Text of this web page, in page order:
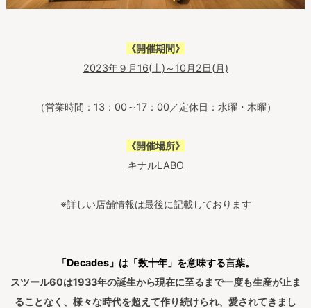
《開催期間》
2023年９月16(土)～10月2日(月)
（営業時間：13：00～17：00／定休日：水曜・木曜）
《開催場所》
キナルLABO
※詳しい店舗情報は最後に記載しております
「Decades」は「数十年」を意味する言葉。
スツール60は1933年の誕生から現在に至るまで一度も生産が止ま
ることなく、様々な時代を超えて作り続けられ、愛されてきまし